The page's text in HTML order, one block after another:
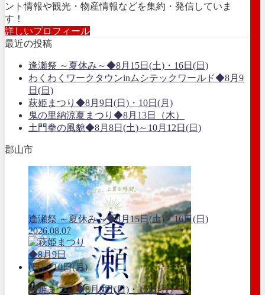
ント情報や観光・物産情報などを集約・発信していま
す！
詳しいプロフィール
最近の投稿
逢瀬祭 ～夏休み～◆8月15日(土)・16日(日)
わくわくワークタウンinムシテックワールド◆8月9
日(日)
萩姫まつり◆8月9日(日)・10日(月)
鬼の里納涼夏まつり◆8月13日（木）
土門拳の風貌◆8月8日(土)～10月12日(日)
郡山市
逢瀬祭 ～夏休み～◆8月15日(土)・16日(日)
2026.08.07
萩姫まつり◆8月9日(日)・10日(月)